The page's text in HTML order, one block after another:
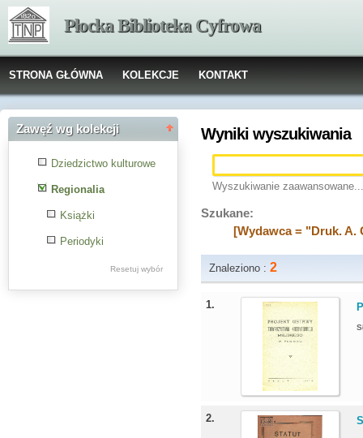
Płocka Biblioteka Cyfrowa
STRONA GŁÓWNA KOLEKCJE KONTAKT
Zawęź wg kolekcji
Dziedzictwo kulturowe
Regionalia
Książki
Periodyki
Resetuj wybór
Wyniki wyszukiwania
Wyszukiwanie zaawansowane...
Szukane:
[Wydawca = "Druk. A.
Znaleziono :2
1.
2.